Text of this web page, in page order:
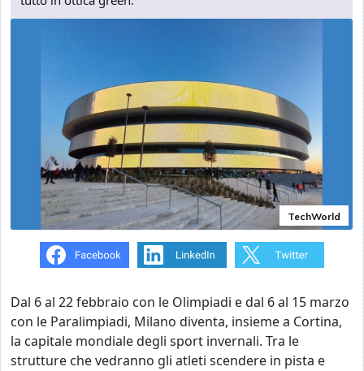
TechWorld
Dal 6 al 22 febbraio con le Olimpiadi e dal 6 al 15 marzo
con le Paralimpiadi, Milano diventa, insieme a Cortina,
la capitale mondiale degli sport invernali. Tra le
strutture che vedranno gli atleti scendere in pista e